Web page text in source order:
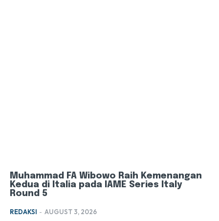
Muhammad FA Wibowo Raih Kemenangan
Kedua di Italia pada IAME Series Italy
Round 5
REDAKSI - AUGUST 3, 2026